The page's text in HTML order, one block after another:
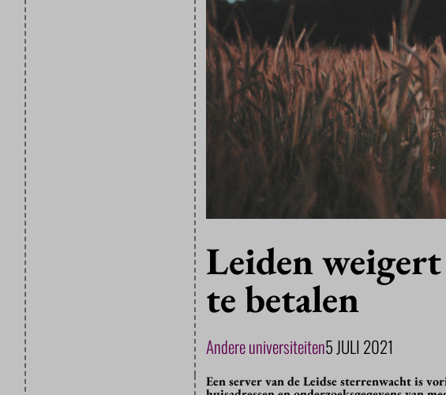
Leiden
te betalen
Andere universiteiten5 JULI 2021
Een server van de Leidse sterrenwacht is